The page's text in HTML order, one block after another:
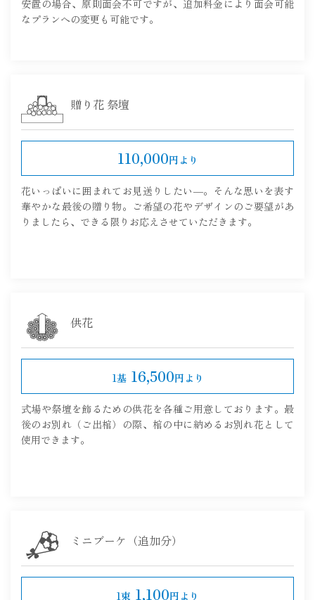
安置の場合、原則面会不可ですが、追加料金により面会可能
なプランへの変更も可能です。
贈り花 祭壇
110,000円より
花いっぱいに囲まれてお見送りしたい―。そんな思いを表す
華やかな最後の贈り物。ご希望の花やデザインのご要望があ
りましたら、できる限りお応えさせていただきます。
供花
1基16,500円より
式場や祭壇を飾るための供花を各種ご用意しております。最
後のお別れ（ご出棺）の際、棺の中に納めるお別れ花として
使用できます。
ミニブーケ（追加分）
1束 1,100円より